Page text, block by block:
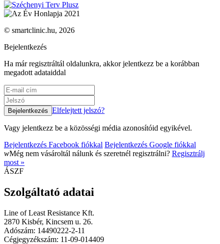
© smartclinic.hu, 2026
Bejelentkezés
Ha már regisztráltál oldalunkra, akkor jelentkezz be a korábban
megadott adataiddal
Elfelejtett jelszó?
Vagy jelentkezz be a közösségi média azonosítóid egyikével.
Bejelentkezés Facebook fiókkal Bejelentkezés Google fiókkal
wMég nem vásároltál nálunk és szeretnél regisztrálni? Regisztrálj
most »
ÁSZF
Szolgáltató adatai
Line of Least Resistance Kft.
2870 Kisbér, Kincsem u. 26.
Adószám: 14490222-2-11
Cégjegyzékszám: 11-09-014409